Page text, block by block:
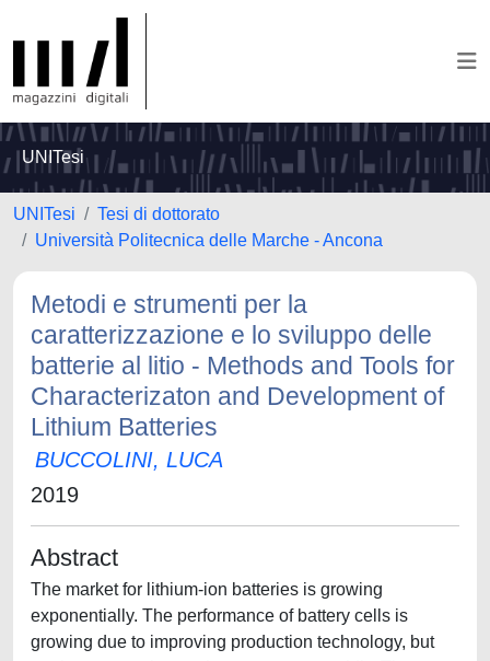
UNITesi
UNITesi
Tesi di dottorato
Università Politecnica delle Marche - Ancona
Metodi e strumenti per la
caratterizzazione e lo sviluppo delle
batterie al litio - Methods and Tools for
Characterizaton and Development of
Lithium Batteries
BUCCOLINI, LUCA
2019
Abstract
The market for lithium-ion batteries is growing
exponentially. The performance of battery cells is
growing due to improving production technology, but